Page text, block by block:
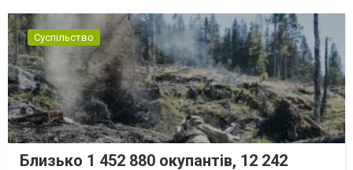
Суспільство
Близько 1 452 880 окупантів, 12 242